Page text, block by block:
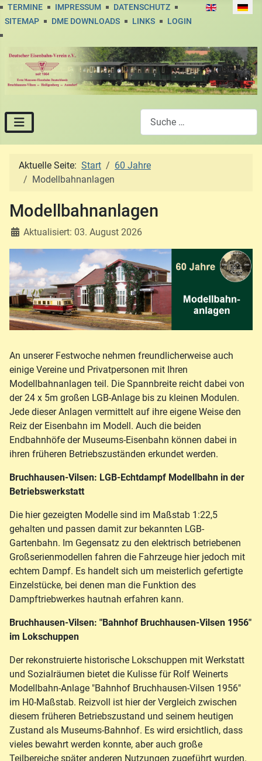
TERMINE IMPRESSUM
DATENSCHUTZ
SITEMAP
DME DOWNLOADS LINKS LOGIN
Sprache
Aktuelle Seite: Start
60 Jahre
Modellbahnanlagen
Modellbahnanlagen
Aktualisiert: 03. August 2026
An unserer Festwoche nehmen freundlicherweise auch
einige Vereine und Privatpersonen mit Ihren
Modellbahnanlagen teil. Die Spannbreite reicht dabei von
der 24 x 5m großen LGB-Anlage bis zu kleinen Modulen.
Jede dieser Anlagen vermittelt auf ihre eigene Weise den
Reiz der Eisenbahn im Modell. Auch die beiden
Endbahnhöfe der Museums-Eisenbahn können dabei in
ihren früheren Betriebszuständen erkundet werden.
Bruchhausen-Vilsen: LGB-Echtdampf Modellbahn in der
Betriebswerkstatt
Die hier gezeigten Modelle sind im Maßstab 1:22,5
gehalten und passen damit zur bekannten LGB-
Gartenbahn. Im Gegensatz zu den elektrisch betriebenen
Großserienmodellen fahren die Fahrzeuge hier jedoch mit
echtem Dampf. Es handelt sich um meisterlich gefertigte
Einzelstücke, bei denen man die Funktion des
Dampftriebwerkes hautnah erfahren kann.
Bruchhausen-Vilsen: "Bahnhof Bruchhausen-Vilsen 1956"
im Lokschuppen
Der rekonstruierte historische Lokschuppen mit Werkstatt
und Sozialräumen bietet die Kulisse für Rolf Weinerts
Modellbahn-Anlage "Bahnhof Bruchhausen-Vilsen 1956"
im H0-Maßstab. Reizvoll ist hier der Vergleich zwischen
diesem früheren Betriebszustand und seinem heutigen
Zustand als Museums-Bahnhof. Es wird ersichtlich, dass
vieles bewahrt werden konnte, aber auch große
Teilbereiche später anderen Nutzungen zugeführt wurden.